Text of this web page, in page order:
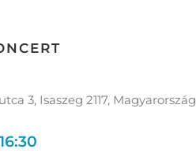
3, Isaszeg 2117, Magyarország